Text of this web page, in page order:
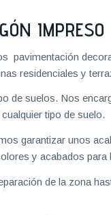
pavimentación
residenciales y
suelos. Nos
tipo de suelo.
garantizar unos
y acabados
de la zona